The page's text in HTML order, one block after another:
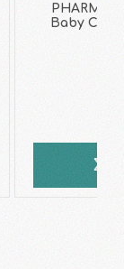
Baby Care